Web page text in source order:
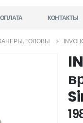
ОПЛАТА КОНТАКТЫ
ГОЛОВЫ